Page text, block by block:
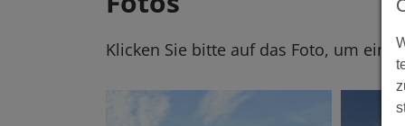
Klicken Sie bitte auf das Foto, um